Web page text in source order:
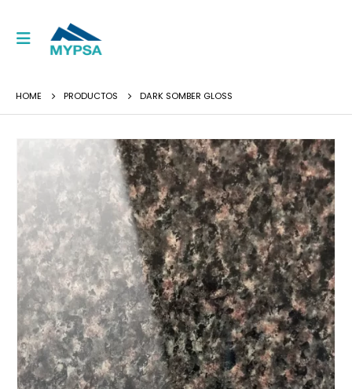
HOME PRODUCTOS DARK SOMBER GLOSS